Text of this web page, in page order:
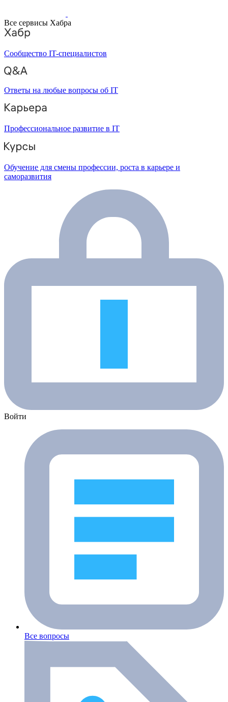
Все сервисы Хабра
Сообщество IT-специалистов
Ответы на любые вопросы об IT
Профессиональное развитие в IT
Обучение для смены профессии, роста в карьере и
саморазвития
Войти
Все вопросы